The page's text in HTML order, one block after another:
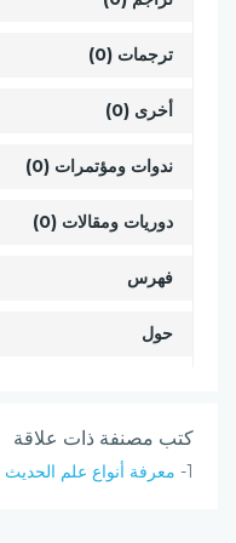
ترجمات (0)
أخرى (0)
ندوات ومؤتمرات (0)
دوريات ومقالات (0)
فهرس
حول
كتب مصنفة ذات علاقة
1- معرفة أنواع علم